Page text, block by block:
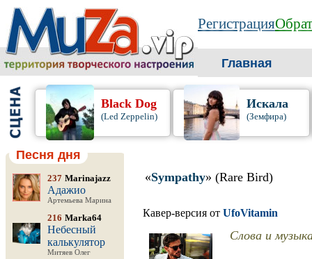
Регистрация
Главная
Black Dog
(Led Zeppelin)
Искала
(Земфира)
Песня дня
237 Marinajazz
Адажио
Артемьева Марина
216 Marka64
Небесный
калькулятор
Митяев Олег
«Sympathy» (Rare Bird)
Кавер-версия от UfoVitamin
Слова и